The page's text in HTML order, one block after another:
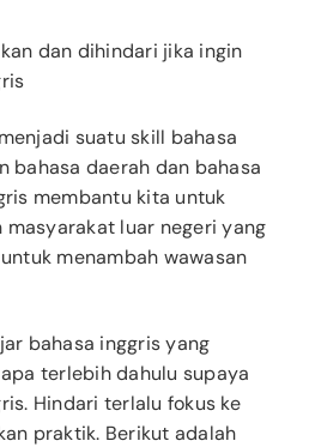
dan dihindari jika ingin
suatu skill bahasa
bahasa daerah dan bahasa
membantu kita untuk
masyarakat luar negeri yang
menambah wawasan
bahasa inggris yang
terlebih dahulu supaya
Hindari terlalu fokus ke
praktik. Berikut adalah